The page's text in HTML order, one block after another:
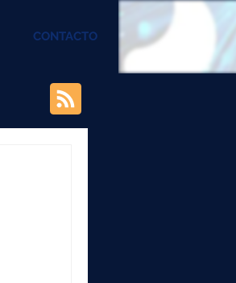
CONTACTO